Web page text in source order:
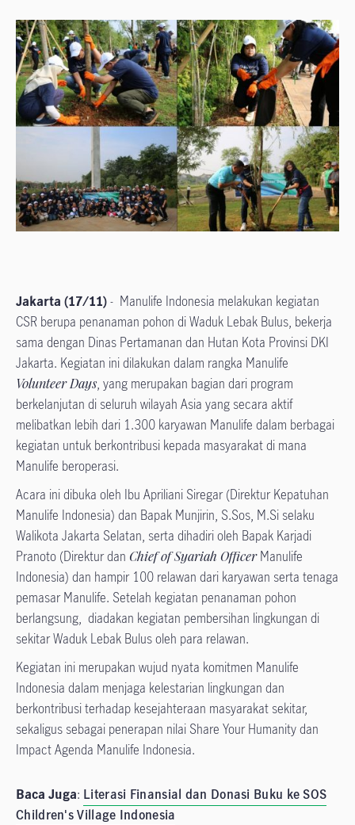
Jakarta (17/11)- Manulife Indonesia melakukan kegiatan
CSR berupa penanaman pohon di Waduk Lebak Bulus, bekerja
sama dengan Dinas Pertamanan dan Hutan Kota Provinsi DKI
Jakarta. Kegiatan ini dilakukan dalam rangka Manulife
Volunteer Days, yang merupakan bagian dari program
berkelanjutan di seluruh wilayah Asia yang secara aktif
melibatkan lebih dari 1.300 karyawan Manulife dalam berbagai
kegiatan untuk berkontribusi kepada masyarakat di mana
Manulife beroperasi.
Acara ini dibuka oleh Ibu Apriliani Siregar (Direktur Kepatuhan
Manulife Indonesia) dan Bapak Munjirin, S.Sos, M.Si selaku
Walikota Jakarta Selatan, serta dihadiri oleh Bapak Karjadi
Pranoto (Direktur dan Chief of Syariah OfficerManulife
Indonesia) dan hampir 100 relawan dari karyawan serta tenaga
pemasar Manulife. Setelah kegiatan penanaman pohon
berlangsung, diadakan kegiatan pembersihan lingkungan di
sekitar Waduk Lebak Bulus oleh para relawan.
Kegiatan ini merupakan wujud nyata komitmen Manulife
Indonesia dalam menjaga kelestarian lingkungan dan
berkontribusi terhadap kesejahteraan masyarakat sekitar,
sekaligus sebagai penerapan nilai Share Your Humanity dan
Impact Agenda Manulife Indonesia.
Baca Juga: Literasi Finansial dan Donasi Buku ke SOS
Children's Village Indonesia